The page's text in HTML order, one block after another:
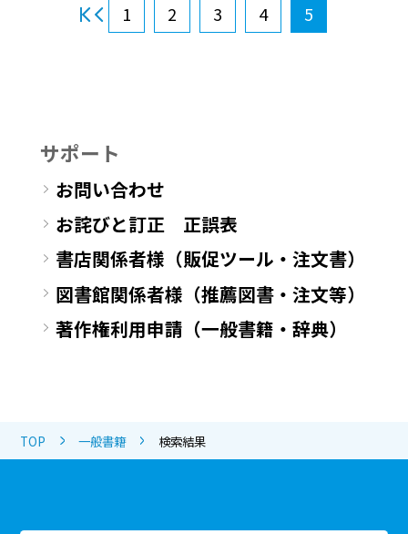
1 2 3 4 5
サポート
お問い合わせ
お詫びと訂正 正誤表
書店関係者様（販促ツール・注文書）
図書館関係者様（推薦図書・注文等）
著作権利用申請（一般書籍・辞典）
TOP 一般書籍 検索結果